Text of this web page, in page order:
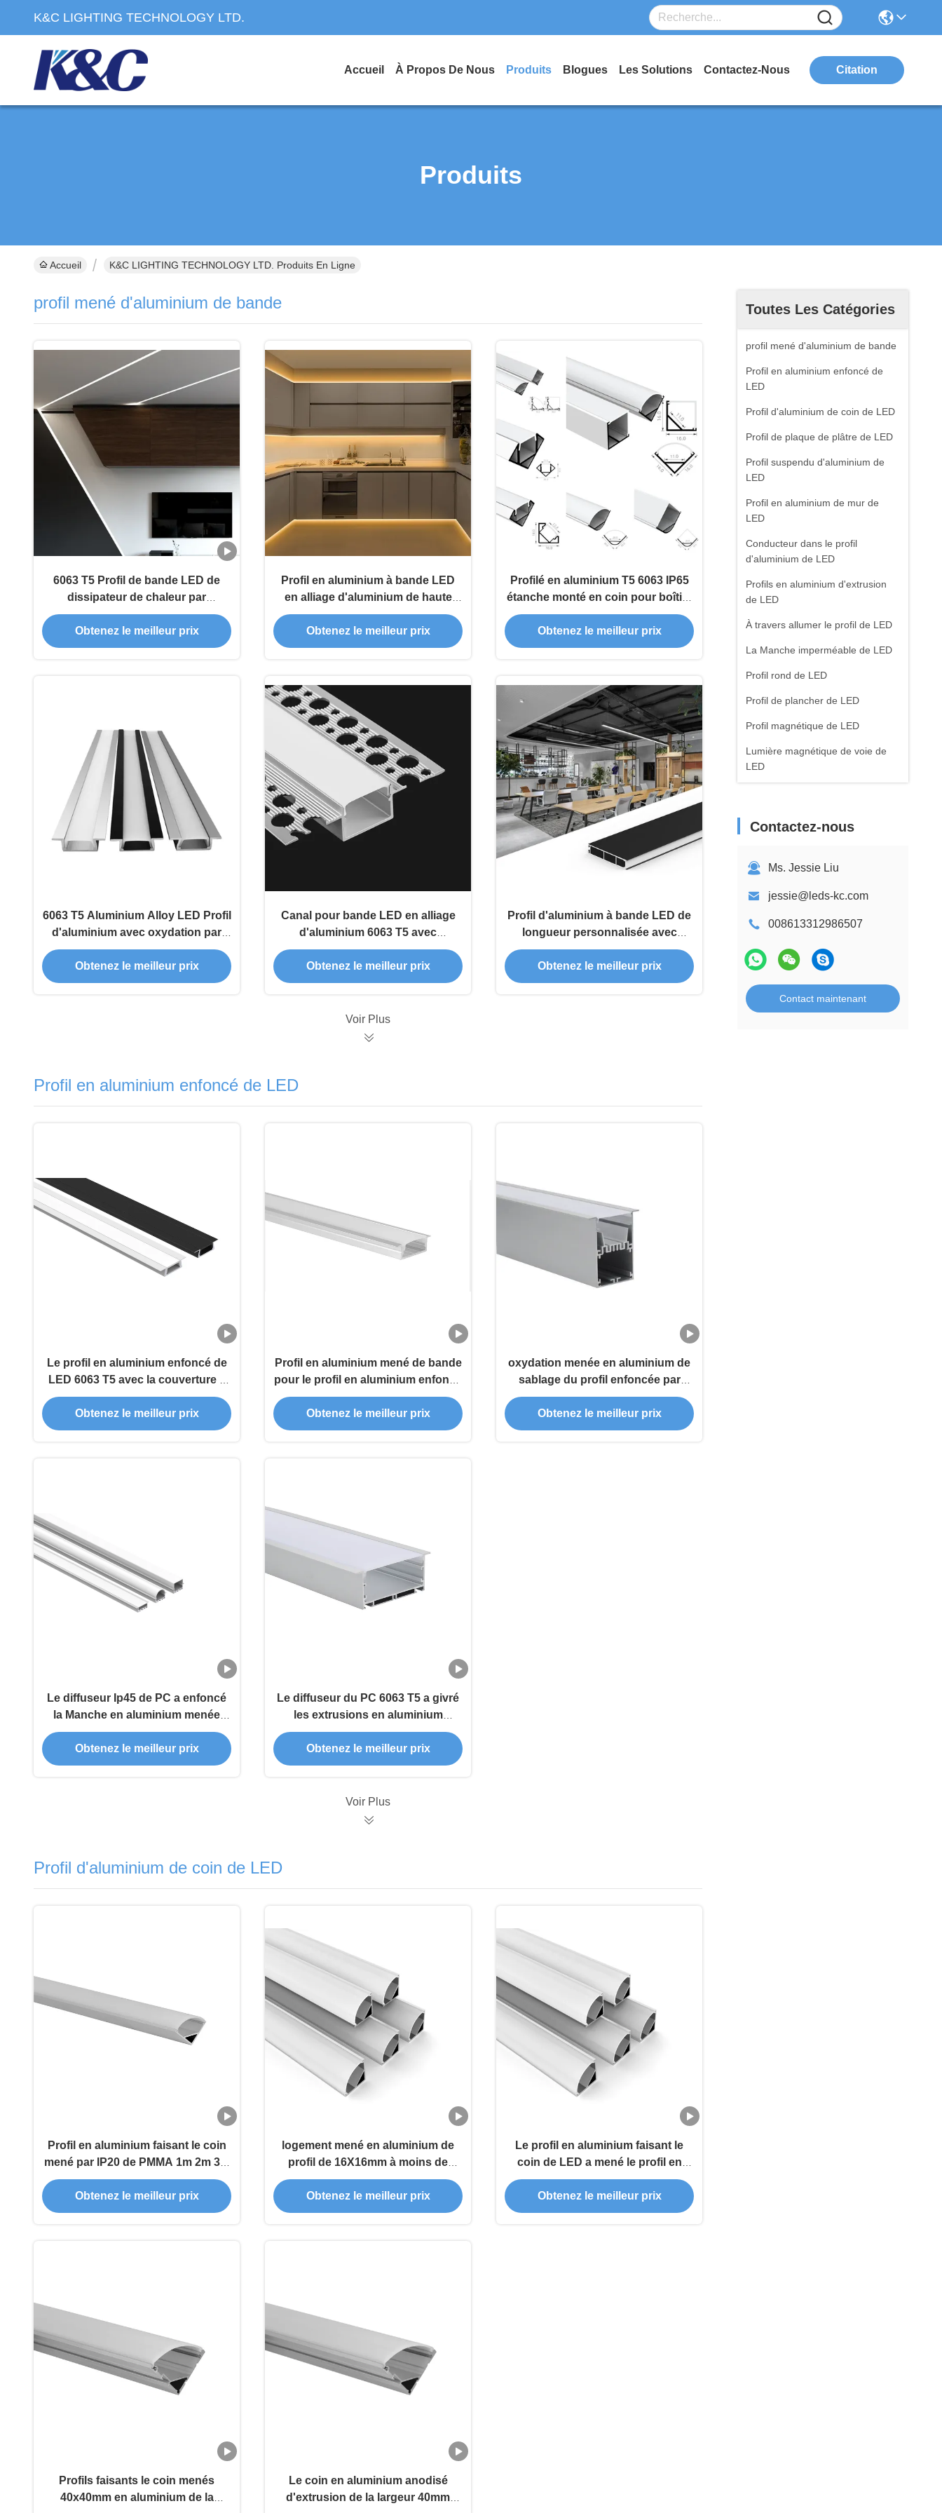
K&C LIGHTING TECHNOLOGY LTD.
Accueil À Propos De Nous Produits Blogues Les Solutions Contactez-Nous Citation
Produits
Accueil K&C LIGHTING TECHNOLOGY LTD. Produits En Ligne
Toutes Les Catégories
profil mené d'aluminium de bande
Profil en aluminium enfoncé de
LED
Profil d'aluminium de coin de LED
Profil de plaque de plâtre de LED
Profil suspendu d'aluminium de
LED
Profil en aluminium de mur de
LED
Conducteur dans le profil
d'aluminium de LED
Profils en aluminium d'extrusion
de LED
À travers allumer le profil de LED
La Manche imperméable de LED
Profil rond de LED
Profil de plancher de LED
Profil magnétique de LED
Lumière magnétique de voie de
LED
Alimentation d'énergie de LED
Contactez-nous
Ms. Jessie Liu
jessie@leds-kc.com
008613312986507
Contact maintenant
profil mené d'aluminium de bande
6063 T5 Profil de bande LED de
dissipateur de chaleur par
extrusion en aluminium avec
conception en retrait et oxydation
par sablage
Obtenez le meilleur prix
Profil en aluminium à bande LED
en alliage d'aluminium de haute
qualité avec garantie de 2 ans et
options de longueur
personnalisées
Obtenez le meilleur prix
Profilé en aluminium T5 6063 IP65
étanche monté en coin pour boîtier
de bande LED
Obtenez le meilleur prix
6063 T5 Aluminium Alloy LED Profil
d'aluminium avec oxydation par
sablage pour PCB Largeur jusqu'à
12 mm
Obtenez le meilleur prix
Canal pour bande LED en alliage
d'aluminium 6063 T5 avec
oxydation sablée pour largeur de
PCB jusqu'à 12 mm
Obtenez le meilleur prix
Profil d'aluminium à bande LED de
longueur personnalisée avec
alliage d'aluminium 6063 et
revêtement en poudre pour lampe à
bande LED
Obtenez le meilleur prix
Voir Plus
Profil en aluminium enfoncé de LED
Le profil en aluminium enfoncé de
LED 6063 T5 avec la couverture a
mené le canal en aluminium
Obtenez le meilleur prix
Profil en aluminium mené de bande
pour le profil en aluminium enfoncé
de LED
Obtenez le meilleur prix
oxydation menée en aluminium de
sablage du profil enfoncée par
largeur IP20 de 50mm
Obtenez le meilleur prix
Le diffuseur Ip45 de PC a enfoncé
la Manche en aluminium menée
6063 T5 pour l'éclairage linéaire
Obtenez le meilleur prix
Le diffuseur du PC 6063 T5 a givré
les extrusions en aluminium
menées a anodisé IP44
Obtenez le meilleur prix
Voir Plus
Profil d'aluminium de coin de LED
Profil en aluminium faisant le coin
mené par IP20 de PMMA 1m 2m 3m
pour la bande de 10mm
Obtenez le meilleur prix
logement mené en aluminium de
profil de 16X16mm à moins de
bande menée par 10mm pour la
lumière faisante le coin
Obtenez le meilleur prix
Le profil en aluminium faisant le
coin de LED a mené le profil en
aluminium pour l'éclairage de
bande mené 45D 90D
Obtenez le meilleur prix
Profils faisants le coin menés
40x40mm en aluminium de la
Le coin en aluminium anodisé
d'extrusion de la largeur 40mm